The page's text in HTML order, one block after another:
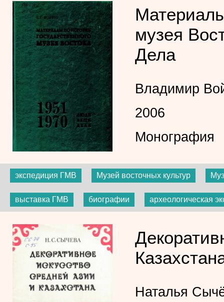
музея
Дела
Владимир
2006
Монография
экспедиция ГМВ Музей восточных культур
выставка ГМВ биографии археологическая
Наталья